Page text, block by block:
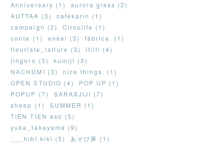
Anniversary (1)
aurora glass (2)
AUTTAA (3)
cafekarin (1)
campaign (2)
Circulife (1)
conte (1)
enkel (3)
fábrica. (1)
fleuriste_lallure (3)
itiiti (4)
jingoro (3)
kumiji (3)
NACHUMI (3)
nice things. (1)
OPEN STUDIO (4)
POP UP (1)
POPUP (7)
SARAXJIJI (7)
sheep (1)
SUMMER (1)
TIEN TIEN aso (5)
yuka_takayama (9)
___hibi.kiki (5)
あそび豚 (1)